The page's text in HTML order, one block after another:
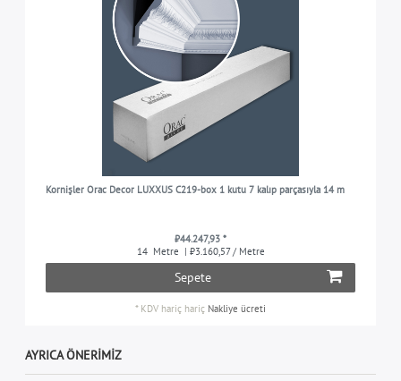
Kornişler Orac Decor LUXXUS C219-box 1 kutu 7 kalıp parçasıyla 14 m
₺44.247,93 *
14 Metre | ₺3.160,57 / Metre
Sepete
* KDV hariç hariç Nakliye ücreti
AYRICA ÖNERIMIZ